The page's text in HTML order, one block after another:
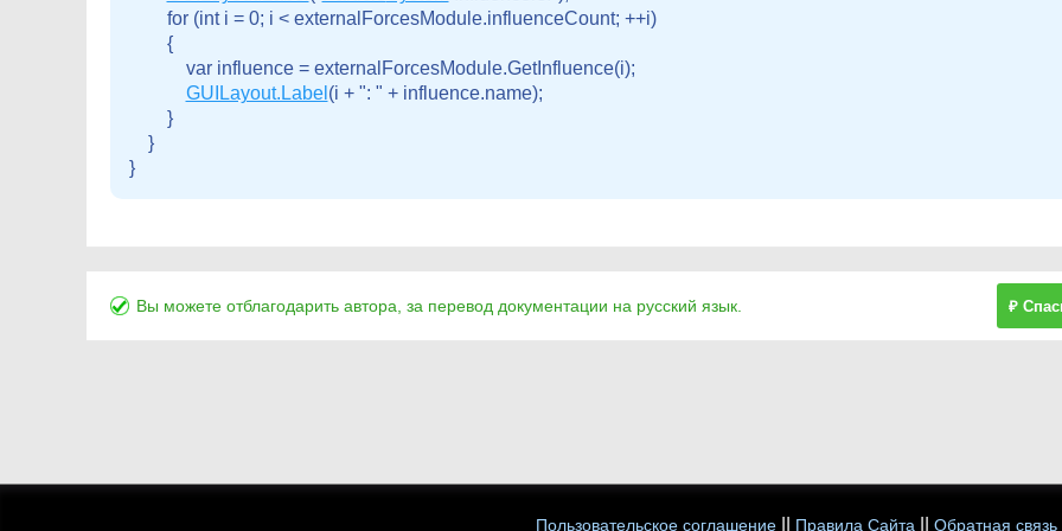
        for (int i = 0; i < externalForcesModule.influenceCount; ++i)
        {
            var influence = externalForcesModule.GetInfluence(i);
GUILayout.Label (i + ": " + influence.name);
        }
    }
}
Вы можете отблагодарить автора, за перевод документации на русский язык. ₽
Пользовательское соглашение Правила Сайта Обратная связь